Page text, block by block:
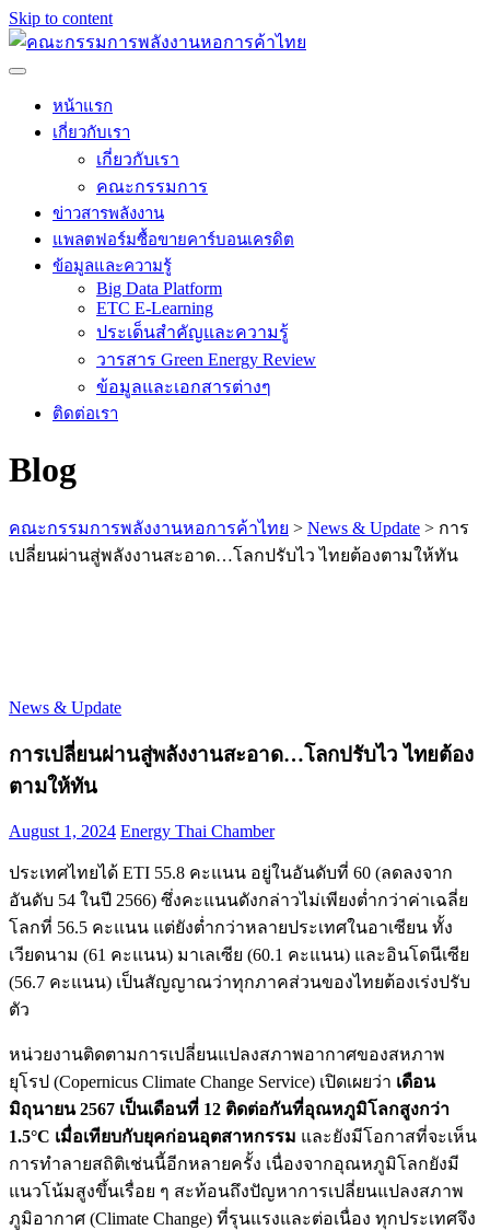
Skip to content
หน้าแรก
เกี่ยวกับเรา
เกี่ยวกับเรา
คณะกรรมการ
ข่าวสารพลังงาน
แพลตฟอร์มซื้อขายคาร์บอนเครดิต
ข้อมูลและความรู้
Big Data Platform
ETC E-Learning
ประเด็นสำคัญและความรู้
วารสาร Green Energy Review
ข้อมูลและเอกสารต่างๆ
ติดต่อเรา
Blog
คณะกรรมการพลังงานหอการค้าไทย > News & Update > การ
เปลี่ยนผ่านสู่พลังงานสะอาด…โลกปรับไว ไทยต้องตามให้ทัน
News & Update
การเปลี่ยนผ่านสู่พลังงานสะอาด…โลกปรับไว ไทยต้อง
ตามให้ทัน
August 1, 2024 Energy Thai Chamber
ประเทศไทยได้ ETI 55.8 คะแนน อยู่ในอันดับที่ 60 (ลดลงจาก
อันดับ 54 ในปี 2566) ซึ่งคะแนนดังกล่าวไม่เพียงต่ำกว่าค่าเฉลี่ย
โลกที่ 56.5 คะแนน แต่ยังต่ำกว่าหลายประเทศในอาเซียน ทั้ง
เวียดนาม (61 คะแนน) มาเลเซีย (60.1 คะแนน) และอินโดนีเซีย
(56.7 คะแนน) เป็นสัญญาณว่าทุกภาคส่วนของไทยต้องเร่งปรับ
ตัว
หน่วยงานติดตามการเปลี่ยนแปลงสภาพอากาศของสหภาพ
ยุโรป (Copernicus Climate Change Service) เปิดเผยว่า เดือน
มิถุนายน 2567 เป็นเดือนที่ 12 ติดต่อกันที่อุณหภูมิโลกสูงกว่า
1.5°C เมื่อเทียบกับยุคก่อนอุตสาหกรรม และยังมีโอกาสที่จะเห็น
การทำลายสถิติเช่นนี้อีกหลายครั้ง เนื่องจากอุณหภูมิโลกยังมี
แนวโน้มสูงขึ้นเรื่อย ๆ สะท้อนถึงปัญหาการเปลี่ยนแปลงสภาพ
ภูมิอากาศ (Climate Change) ที่รุนแรงและต่อเนื่อง ทุกประเทศจึง